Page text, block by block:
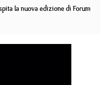
la nuova edizione di Forum